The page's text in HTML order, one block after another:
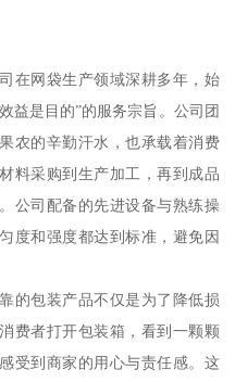
在网袋生产领域深耕多年，始
益是目的”的服务宗旨。公司团
农的辛勤汗水，也承载着消费
料采购到生产加工，再到成品
公司配备的先进设备与熟练操
度和强度都达到标准，避免因
的包装产品不仅是为了降低损
费者打开包装箱，看到一颗颗
受到商家的用心与责任感。这